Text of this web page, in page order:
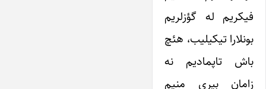
فیکریم له گؤزلریم
بونلارا تیکیلیب، هئچ
باش تاپمادیم نه
زامان بیری منیم